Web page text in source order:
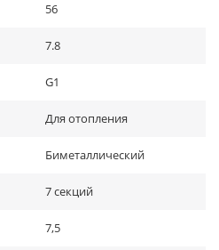
56
7.8
G1
Для отопления
Биметаллический
7 секций
7,5